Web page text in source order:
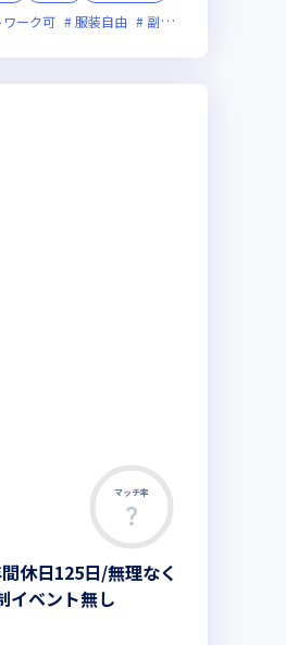
ワーク可 服装自由 副業可
マッチ率
休日125日/無理なく
イベント無し